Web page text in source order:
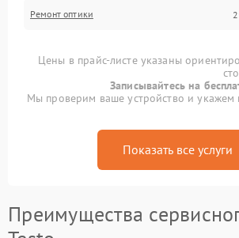
Ремонт оптики
Цены в прайс-листе указаны
Записывайтесь на
Мы проверим ваше устройство и укажем
Показать все услуги
Преимущества